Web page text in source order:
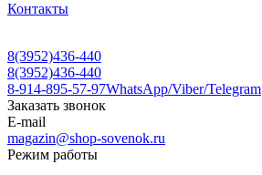
Контакты
8(3952)436-440
8(3952)436-440
8-914-895-57-97WhatsApp/Viber/Telegram
Заказать звонок
E-mail
magazin@shop-sovenok.ru
Режим работы